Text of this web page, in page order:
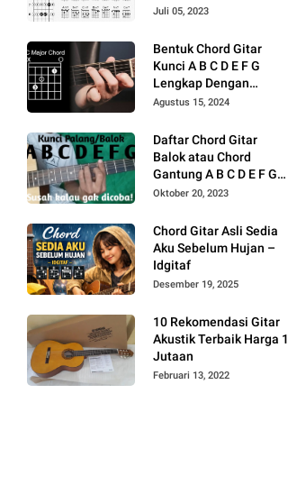
Juli 05, 2023
Bentuk Chord Gitar
Kunci A B C D E F G
Lengkap Dengan
Gambar
Agustus 15, 2024
Daftar Chord Gitar
Balok atau Chord
Gantung A B C D E F G
Gambar
Oktober 20, 2023
Chord Gitar Asli Sedia
Aku Sebelum Hujan –
Idgitaf
Desember 19, 2025
10 Rekomendasi Gitar
Akustik Terbaik Harga 1
Jutaan
Februari 13, 2022